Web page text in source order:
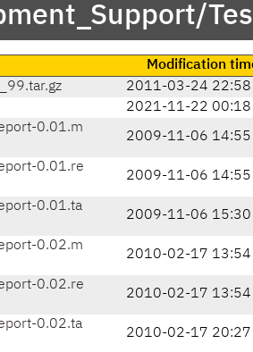
Modification
2011-03-24 22:58
2021-11-22 00:18
0.01.m
2009-11-06 14:55
0.01.re
2009-11-06 14:55
0.01.ta
2009-11-06 15:30
0.02.m
2010-02-17 13:54
0.02.re
2010-02-17 13:54
0.02.ta
2010-02-17 20:27